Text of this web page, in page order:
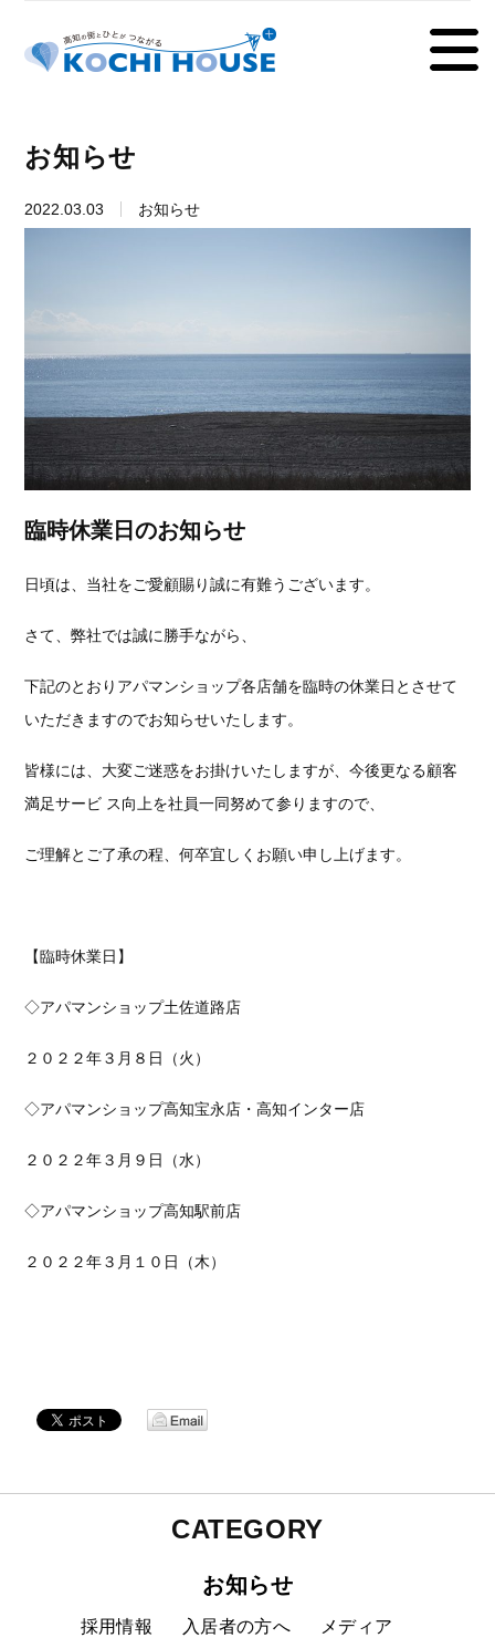
お知らせ
2022.03.03 お知らせ
臨時休業日のお知らせ
日頃は、当社をご愛顧賜り誠に有難うございます。
さて、弊社では誠に勝手ながら、
下記のとおりアパマンショップ各店舗を臨時の休業日とさせて
いただきますのでお知らせいたします。
皆様には、大変ご迷惑をお掛けいたしますが、今後更なる顧客
満足サービ ス向上を社員一同努めて参りますので、
ご理解とご了承の程、何卒宜しくお願い申し上げます。
【臨時休業日】
◇アパマンショップ土佐道路店
２０２２年３月８日（火）
◇アパマンショップ高知宝永店・高知インター店
２０２２年３月９日（水）
◇アパマンショップ高知駅前店
２０２２年３月１０日（木）
CATEGORY
お知らせ
採用情報 入居者の方へ メディア